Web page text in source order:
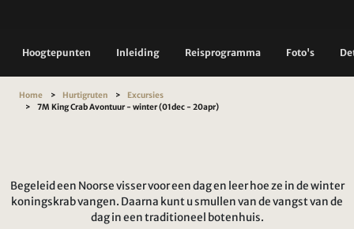
Hoogtepunten Inleiding Reisprogramma Foto's
Home Hurtigruten
Excursies
7M King Crab Avontuur - winter (01dec - 20apr)
Begeleid een Noorse visser voor een dag en leer hoe ze in de winter
koningskrab vangen. Daarna kunt u smullen van de vangst van de
dag in een traditioneel botenhuis.